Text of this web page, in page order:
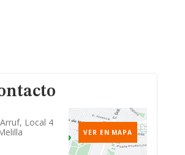
Local 4
VER EN MAPA